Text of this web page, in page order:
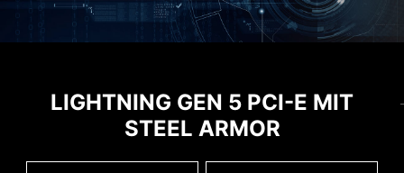
BIOS & SOFTWARE
LIGHTNING GEN 5 PCI-E MIT
STEEL ARMOR
NEUESTER DDR5-SPEICHER MIT
SMT-SLOT
Der neueste DDR5-Speicher ist ein großer
EXKLUSIVE
BENUTZEROBERFLÄCHE VON
AIDA64 EXTREME